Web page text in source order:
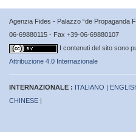
Agenzia Fides - Palazzo “de Propaganda
06-69880115 - Fax +39-06-69880107
I contenuti del sito sono
Attribuzione 4.0 Internazionale
INTERNAZIONALE : ITALIANO |
CHINESE |